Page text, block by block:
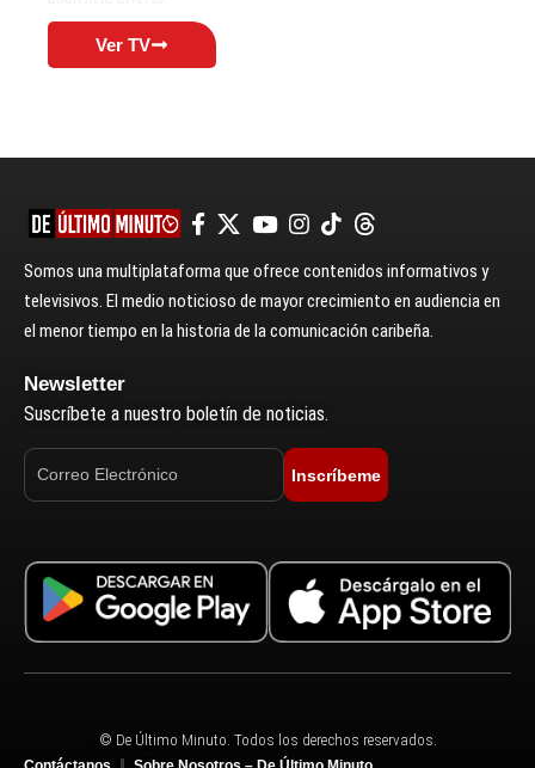
Ver TV
Somos una multiplataforma que ofrece contenidos informativos y
televisivos. El medio noticioso de mayor crecimiento en audiencia en
el menor tiempo en la historia de la comunicación caribeña.
Newsletter
Suscríbete a nuestro boletín de noticias.
Inscríbeme
© De Último Minuto. Todos los derechos reservados.